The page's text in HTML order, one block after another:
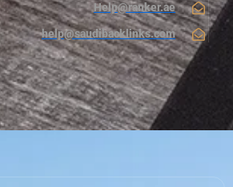
Help@ranker.ae
help@saudibacklinks.com